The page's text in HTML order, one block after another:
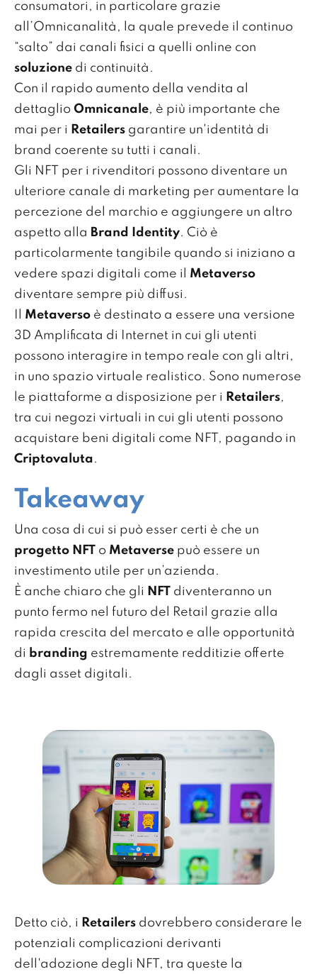
consumatori, in particolare grazie
all’Omnicanalità, la quale prevede il continuo
“salto” dai canali fisici a quelli online con
soluzione di continuità.
Con il rapido aumento della vendita al
dettaglio Omnicanale, è più importante che
mai per i Retailers garantire un'identità di
brand coerente su tutti i canali.
Gli NFT per i rivenditori possono diventare un
ulteriore canale di marketing per aumentare la
percezione del marchio e aggiungere un altro
aspetto alla Brand Identity. Ciò è
particolarmente tangibile quando si iniziano a
vedere spazi digitali come il Metaverso
diventare sempre più diffusi.
Metaverso è destinato a essere una versione
3D Amplificata di Internet in cui gli utenti
possono interagire in tempo reale con gli altri,
in uno spazio virtuale realistico. Sono numerose
le piattaforme a disposizione per i Retailers,
tra cui negozi virtuali in cui gli utenti possono
acquistare beni digitali come NFT, pagando in
Criptovaluta.
Takeaway
Una cosa di cui si può esser certi è che un
progetto NFT o Metaverse può essere un
investimento utile per un’azienda.
È anche chiaro che gli NFT diventeranno un
punto fermo nel futuro del Retail grazie alla
rapida crescita del mercato e alle opportunità
di branding estremamente redditizie offerte
dagli asset digitali.
Detto ciò, i Retailers dovrebbero considerare le
potenziali complicazioni derivanti
dell'adozione degli NFT, tra queste la